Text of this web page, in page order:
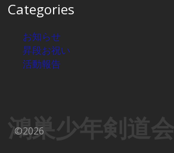
Categories
お知らせ
昇段お祝い
活動報告
鴻巣少年剣道会
©2026